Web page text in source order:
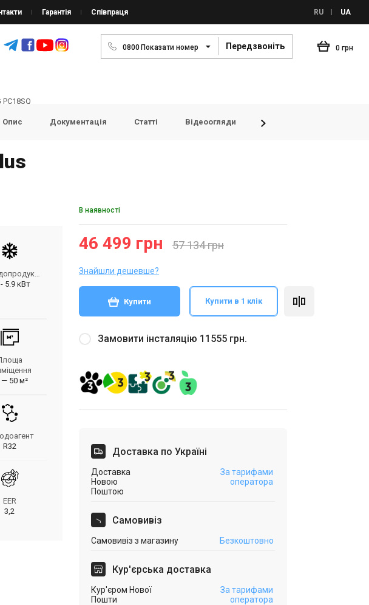
Гарантія Співпраця RU UA
0800Показати номер Передзвоніть 0 грн
PC18SQ
Опис Документація Статті Відеоогляди FAQ
Холодопродуктивність
5.9 кВт
— 50 м²
R32
EER
3,2
В наявності
46 499 грн 57 134 грн
Знайшли дешевше?
Купити Купити в 1 клік
Замовити інсталяцію 11555 грн.
Доставка по Україні
Доставка
Новою
Поштою
За тарифами
оператора
Самовивіз
Самовивіз з магазину Безкоштовно
Кур'єрська доставка
Кур'єром Нової
Пошти
За тарифами
оператора